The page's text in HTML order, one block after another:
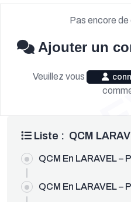
Pas encore
Ajouter un
Veuillez vous
Liste : QCM
QCM En LARAVEL –
QCM En LARAVEL –